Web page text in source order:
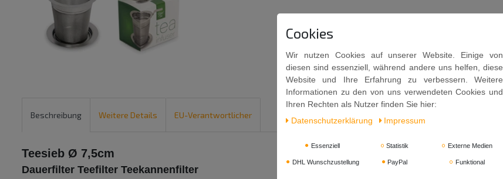
Beschreibung Weitere Details EU-Verantwortlicher
Teesieb Ø 7,5cm
Dauerfilter Teefilter Teekannenfilter
Cookies
Wir nutzen Cookies auf unserer Website. Einige von
diesen sind essenziell, während andere uns helfen, diese
Website und Ihre Erfahrung zu verbessern. Weitere
Informationen zu den von uns verwendeten Cookies und
Ihren Rechten als Nutzer finden Sie hier:
Daten­schutz­erklärung
Impressum
Essenziell Statistik Externe Medien
DHL Wunschzustellung PayPal Funktional